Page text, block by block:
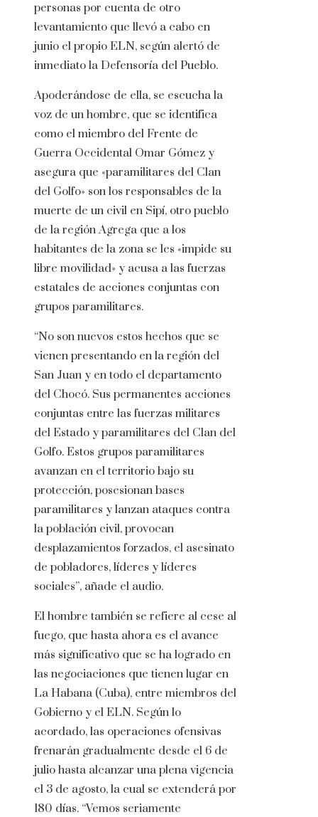
personas por cuenta de otro
levantamiento que llevó a cabo en
junio el propio ELN, según alertó de
inmediato la Defensoría del Pueblo.
Apoderándose de ella, se escucha la
voz de un hombre, que se identifica
como el miembro del Frente de
Guerra Occidental Omar Gómez y
asegura que «paramilitares del Clan
del Golfo» son los responsables de la
muerte de un civil en Sipí, otro pueblo
de la región Agrega que a los
habitantes de la zona se les «impide su
libre movilidad» y acusa a las fuerzas
estatales de acciones conjuntas con
grupos paramilitares.
“No son nuevos estos hechos que se
vienen presentando en la región del
San Juan y en todo el departamento
del Chocó. Sus permanentes acciones
conjuntas entre las fuerzas militares
del Estado y paramilitares del Clan del
Golfo. Estos grupos paramilitares
avanzan en el territorio bajo su
protección, posesionan bases
paramilitares y lanzan ataques contra
la población civil, provocan
desplazamientos forzados, el asesinato
de pobladores, líderes y líderes
sociales”, añade el audio.
El hombre también se refiere al cese al
fuego, que hasta ahora es el avance
más significativo que se ha logrado en
las negociaciones que tienen lugar en
La Habana (Cuba), entre miembros del
Gobierno y el ELN. Según lo
acordado, las operaciones ofensivas
frenarán gradualmente desde el 6 de
julio hasta alcanzar una plena vigencia
el 3 de agosto, la cual se extenderá por
180 días. “Vemos seriamente